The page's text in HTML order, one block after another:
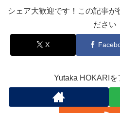
シェア大歓迎です！この記事が
ださい
X
Yutaka HOKARIを